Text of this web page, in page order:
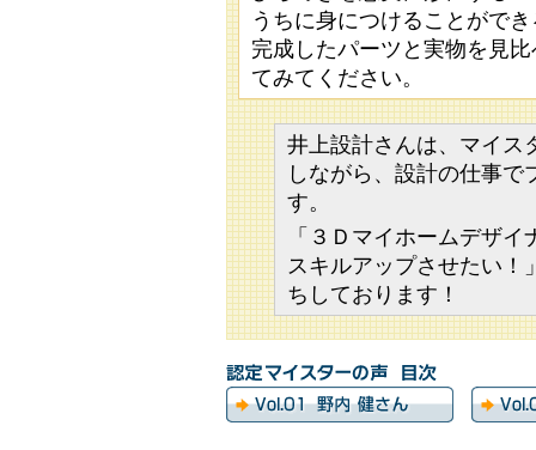
うちに身につけることがで
完成したパーツと実物を見
てみてください。
井上設計さんは、マイス
しながら、設計の仕事
す。
「３Ｄマイホームデザ
スキルアップさせたい！
ちしております！